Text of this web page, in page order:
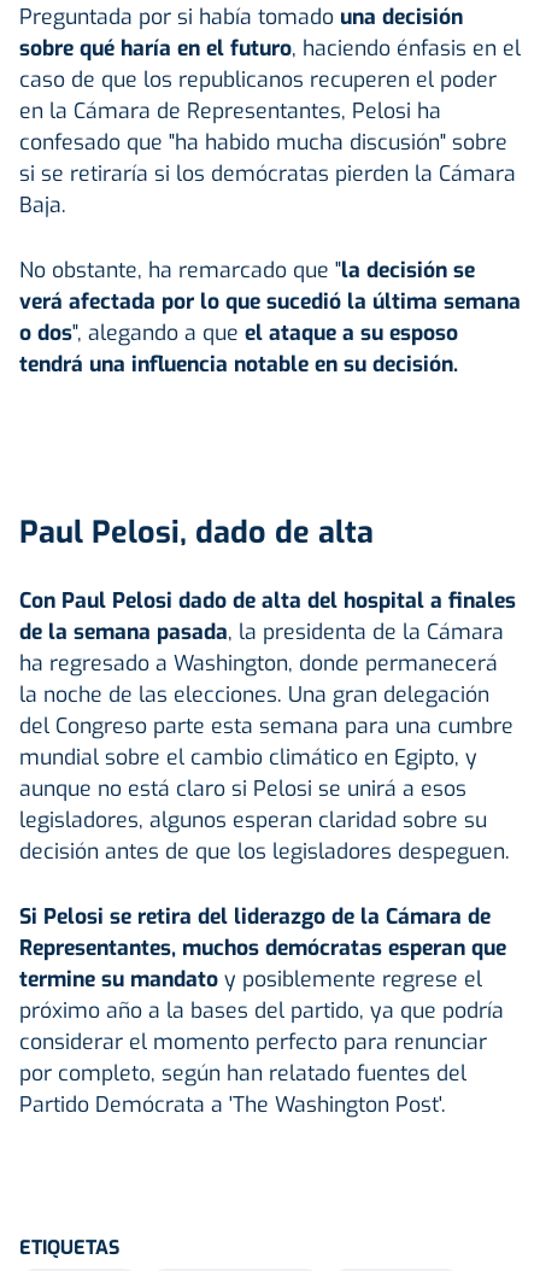
Preguntada por si había tomado una decisión
sobre qué haría en el futuro, haciendo énfasis en el
caso de que los republicanos recuperen el poder
en la Cámara de Representantes, Pelosi ha
confesado que "ha habido mucha discusión" sobre
si se retiraría si los demócratas pierden la Cámara
Baja.
No obstante, ha remarcado que "la decisión se
verá afectada por lo que sucedió la última semana
o dos", alegando a que el ataque a su esposo
tendrá una influencia notable en su decisión.
Paul Pelosi, dado de alta
Con Paul Pelosi dado de alta del hospital a finales
de la semana pasada, la presidenta de la Cámara
ha regresado a Washington, donde permanecerá
la noche de las elecciones. Una gran delegación
del Congreso parte esta semana para una cumbre
mundial sobre el cambio climático en Egipto, y
aunque no está claro si Pelosi se unirá a esos
legisladores, algunos esperan claridad sobre su
decisión antes de que los legisladores despeguen.
Si Pelosi se retira del liderazgo de la Cámara de
Representantes, muchos demócratas esperan que
termine su mandato y posiblemente regrese el
próximo año a la bases del partido, ya que podría
considerar el momento perfecto para renunciar
por completo, según han relatado fuentes del
Partido Demócrata a 'The Washington Post'.
ETIQUETAS